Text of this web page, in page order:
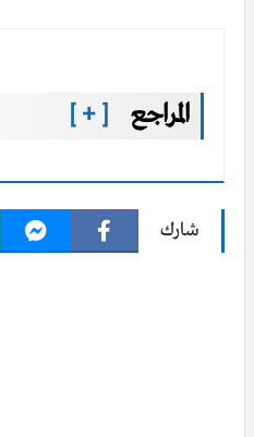
المراجع [ + ]
شارك